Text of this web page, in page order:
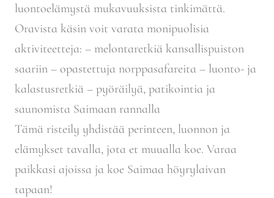
luontoelämystä mukavuuksista tinkimättä.
Oravista käsin voit varata monipuolisia
aktiviteetteja: – melontaretkiä kansallispuiston
saariin – opastettuja norppasafareita – luonto- ja
kalastusretkiä – pyöräilyä, patikointia ja
saunomista Saimaan rannalla
Tämä risteily yhdistää perinteen, luonnon ja
elämykset tavalla, jota et muualla koe. Varaa
paikkasi ajoissa ja koe Saimaa höyrylaivan
tapaan!